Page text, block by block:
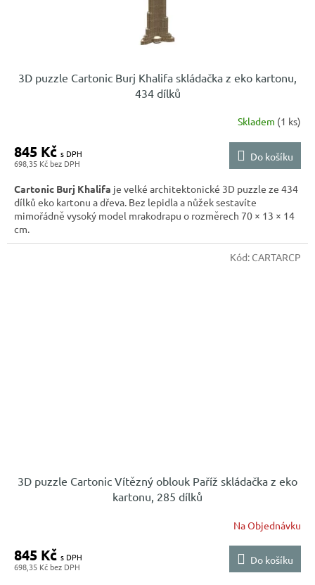
3D puzzle Cartonic Burj Khalifa skládačka z eko kartonu,
434 dílků
Skladem (1 ks)
698,35 Kč
845 Kč Do košíku
Cartonic Burj Khalifa je velké architektonické 3D puzzle ze 434
dílků eko kartonu a dřeva. Bez lepidla a nůžek sestavíte
mimořádně vysoký model mrakodrapu o rozměrech 70 × 13 × 14
cm.
3D puzzle Cartonic Vítězný oblouk Paříž skládačka z eko
kartonu, 285 dílků
Na Objednávku
698,35 Kč
845 Kč Do košíku
Kód: CARTARCP